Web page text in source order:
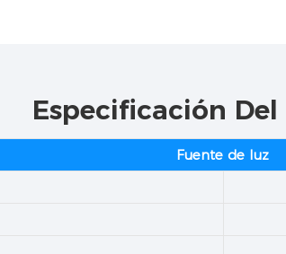
Especificación
Fuente de luz